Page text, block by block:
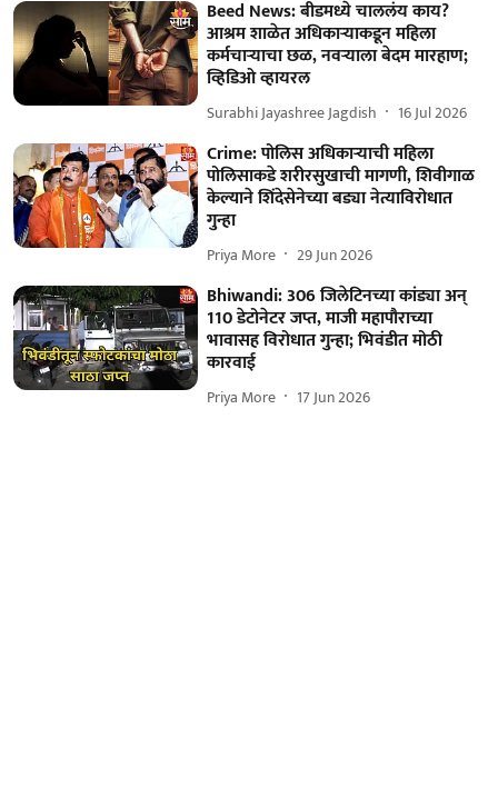
Beed News: बीडमध्ये चाललंय काय?
आश्रम शाळेत अधिकाऱ्याकडून महिला
कर्मचाऱ्याचा छळ, नवऱ्याला बेदम मारहाण;
व्हिडिओ व्हायरल
Surabhi Jayashree Jagdish 16 Jul 2026
Crime: पोलिस अधिकाऱ्याची महिला
पोलिसाकडे शरीरसुखाची मागणी, शिवीगाळ
केल्याने शिंदेसेनेच्या बड्या नेत्याविरोधात
गुन्हा
Priya More 29 Jun 2026
Bhiwandi: 306 जिलेटिनच्या कांड्या अन्
110 डेटोनेटर जप्त, माजी महापौराच्या
भावासह विरोधात गुन्हा; भिवंडीत मोठी
कारवाई
Priya More 17 Jun 2026